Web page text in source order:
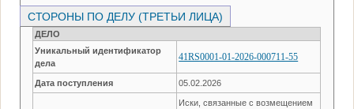
СТОРОНЫ ПО ДЕЛУ (ТРЕТЬИ ЛИЦА)
ДЕЛО
Уникальный идентификатор
дела
41RS0001-01-2026-000711-55
Дата поступления 05.02.2026
Иски, связанные с возмещением